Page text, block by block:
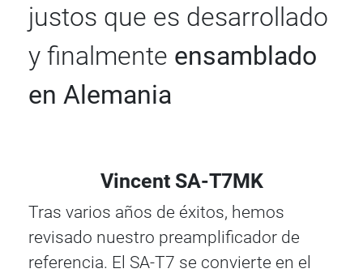
justos que es desarrollado
y finalmente ensamblado
en Alemania
Vincent SA-T7MK
Tras varios años de éxitos, hemos
revisado nuestro preamplificador de
referencia. El SA-T7 se convierte en el